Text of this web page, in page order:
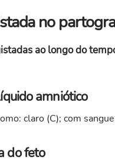
no
ao longo do
amniótico
claro (C); com
do feto